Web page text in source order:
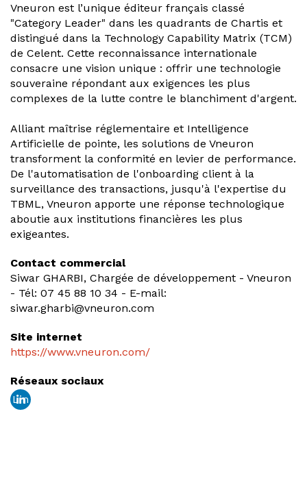
Vneuron est l’unique éditeur français classé
"Category Leader" dans les quadrants de Chartis et
distingué dans la Technology Capability Matrix (TCM)
de Celent. Cette reconnaissance internationale
consacre une vision unique : offrir une technologie
souveraine répondant aux exigences les plus
complexes de la lutte contre le blanchiment d'argent.
Alliant maîtrise réglementaire et Intelligence
Artificielle de pointe, les solutions de Vneuron
transforment la conformité en levier de performance.
De l'automatisation de l'onboarding client à la
surveillance des transactions, jusqu'à l'expertise du
TBML, Vneuron apporte une réponse technologique
aboutie aux institutions financières les plus
exigeantes.
Contact commercial
Siwar GHARBI, Chargée de développement - Vneuron
- Tél: 07 45 88 10 34 - E-mail:
siwar.gharbi@vneuron.com
Site internet
https://www.vneuron.com/
Réseaux sociaux
Lin